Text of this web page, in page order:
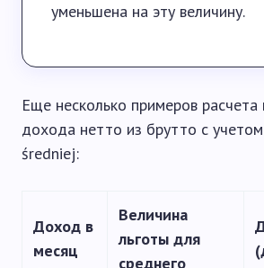
уменьшена на эту величину.
Еще несколько примеров расчета
дохода нетто из брутто с
średniej:
Доход в
месяц
Величина
льготы для
среднего